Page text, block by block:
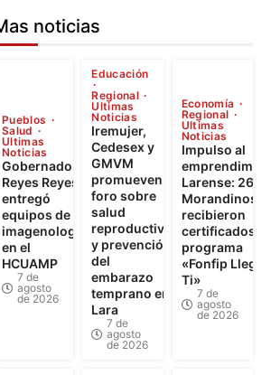
noticias
Pueblos
Salud
Ultimas
Noticias
Gobernador
Reyes Reyes
entregó
equipos de
imagenología
en el
HCUAMP
7 de
agosto
de 2026
Educación
Regional
Ultimas
Noticias
Iremujer,
Cedesex y
GMVM
promueven
foro sobre
salud
reproductiva
y prevención
del
embarazo
temprano en
Lara
7 de
agosto
de 2026
Economía
Regional
Ultimas
Noticias
Impulso al
Larense: 262
Morandinos
recibieron
certificados
programa
«Fonfip Llega
Ti»
7 de
agosto
de 2026